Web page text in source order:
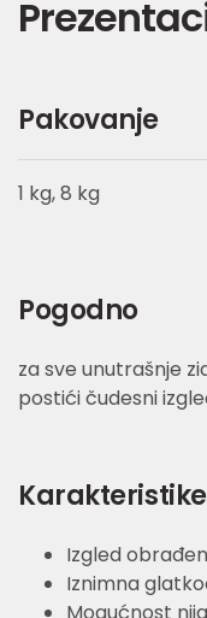
Pakovanje
1 kg, 8 kg
Pogodno
za sve unutrašnje
postići čudesni
Karakteristike
Izgled
Iznimna